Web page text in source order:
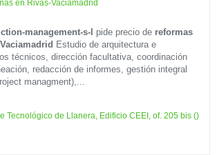
en Rivas-Vaciamadrid
management-s-l pide precio de reformas
Estudio de arquitectura e
técnicos, dirección facultativa, coordinación
redacción de informes, gestión integral
managment),...
Tecnológico de Llanera, Edificio CEEI, of. 205 bis ()